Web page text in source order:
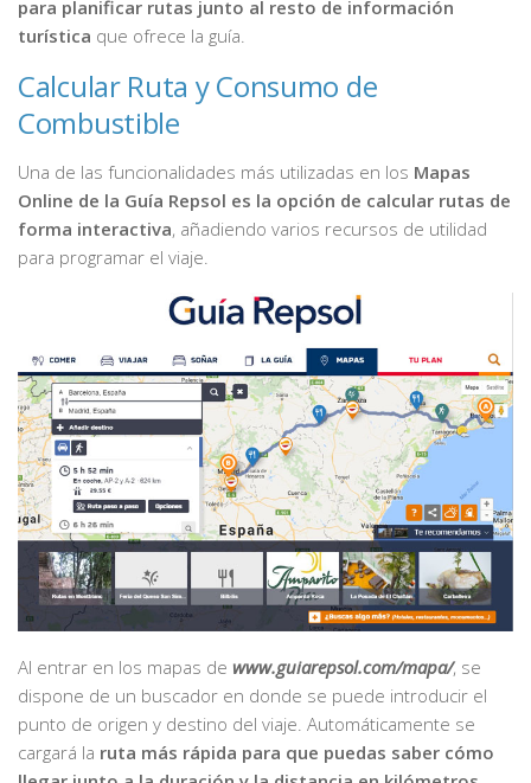
para planificar rutas junto al resto de información
turística que ofrece la guía.
Calcular Ruta y Consumo de
Combustible
Una de las funcionalidades más utilizadas en los Mapas
Online de la Guía Repsol es la opción de calcular rutas de
forma interactiva, añadiendo varios recursos de utilidad
para programar el viaje.
Al entrar en los mapas de www.guiarepsol.com/mapa/, se
dispone de un buscador en donde se puede introducir el
punto de origen y destino del viaje. Automáticamente se
cargará la ruta más rápida para que puedas saber cómo